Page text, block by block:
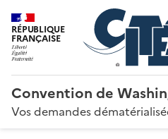
RÉPUBLIQUE
FRANÇAISE
Convention de
Vos demandes